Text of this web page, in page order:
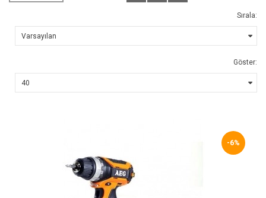
Sırala:
Göster:
-6%